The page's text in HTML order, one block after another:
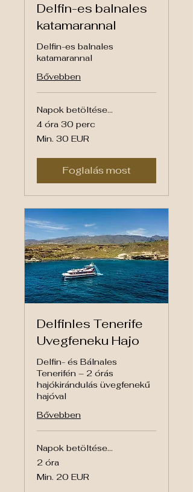
Delfin-es balnales
katamarannal
Delfin-es balnales
katamarannal
Bővebben
Napok betöltése...
4 óra 30 perc
Min.
30
Min. 30 EUR
Foglalás most
Delfinles Tenerife
Uvegfeneku Hajo
Delfin- és Bálnales
Tenerifén – 2 órás
hajókirándulás üvegfenekű
hajóval
Bővebben
Napok betöltése...
2 óra
Min.
20
Min. 20 EUR